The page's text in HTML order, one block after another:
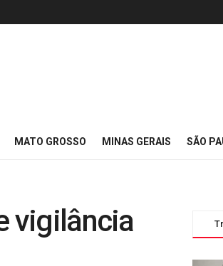
MATO GROSSO MINAS GERAIS SÃO
vigilância